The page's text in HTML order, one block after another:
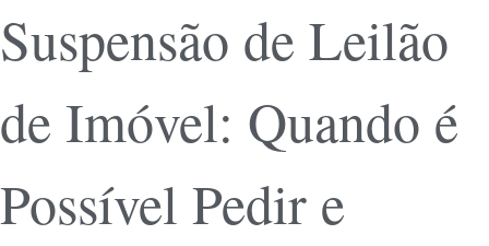
Suspensão de Leilão
de Imóvel: Quando é
Possível Pedir e